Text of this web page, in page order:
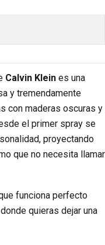
Calvin Klein es una
y tremendamente
con maderas oscuras y
el primer spray se
proyectando
que no necesita llamar
funciona perfecto
quieras dejar una